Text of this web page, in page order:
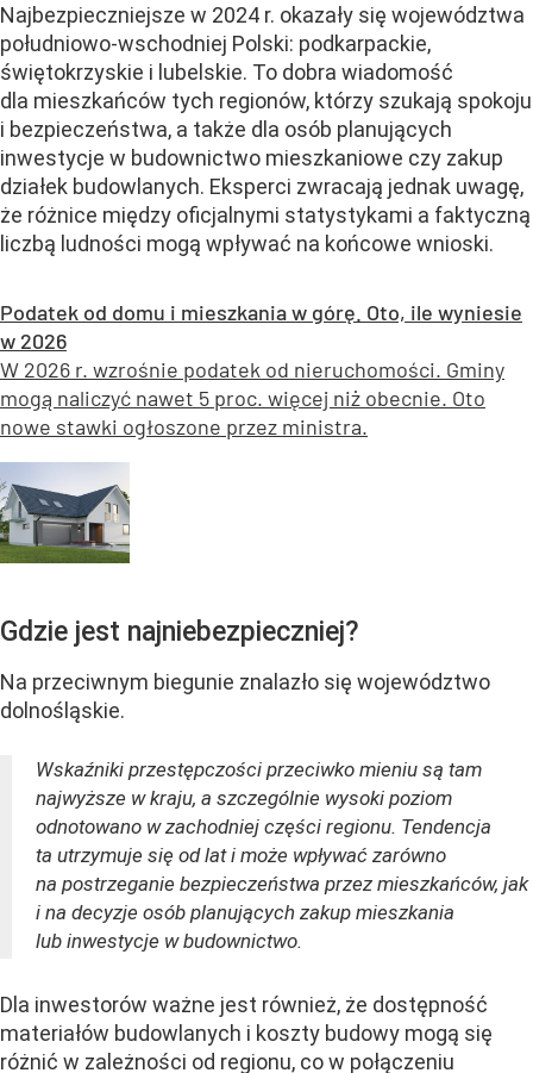
Najbezpieczniejsze w 2024 r. okazały się województwa
południowo-wschodniej Polski: podkarpackie,
świętokrzyskie i lubelskie. To dobra wiadomość
dla mieszkańców tych regionów, którzy szukają spokoju
i bezpieczeństwa, a także dla osób planujących
inwestycje w budownictwo mieszkaniowe czy zakup
działek budowlanych. Eksperci zwracają jednak uwagę,
że różnice między oficjalnymi statystykami a faktyczną
liczbą ludności mogą wpływać na końcowe wnioski.
Podatek od domu i mieszkania w górę. Oto, ile wyniesie
w 2026
W 2026 r. wzrośnie podatek od nieruchomości. Gminy
mogą naliczyć nawet 5 proc. więcej niż obecnie. Oto
nowe stawki ogłoszone przez ministra.
Gdzie jest najniebezpieczniej?
Na przeciwnym biegunie znalazło się województwo
dolnośląskie.
Wskaźniki przestępczości przeciwko mieniu są tam
najwyższe w kraju, a szczególnie wysoki poziom
odnotowano w zachodniej części regionu. Tendencja
ta utrzymuje się od lat i może wpływać zarówno
na postrzeganie bezpieczeństwa przez mieszkańców, jak
i na decyzje osób planujących zakup mieszkania
lub inwestycje w budownictwo.
Dla inwestorów ważne jest również, że dostępność
materiałów budowlanych i koszty budowy mogą się
różnić w zależności od regionu, co w połączeniu